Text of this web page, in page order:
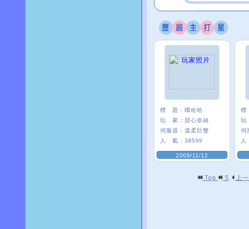
標 題： 哦哈哈.
玩 家： 甜心奈緒
伺服器： 溫柔巨蟹
人 氣： 38599
2009/11/12
標
玩
伺
Top 5 上